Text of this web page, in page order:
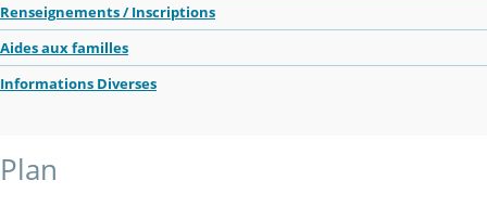
Renseignements / Inscriptions
Aides aux familles
Informations Diverses
Plan